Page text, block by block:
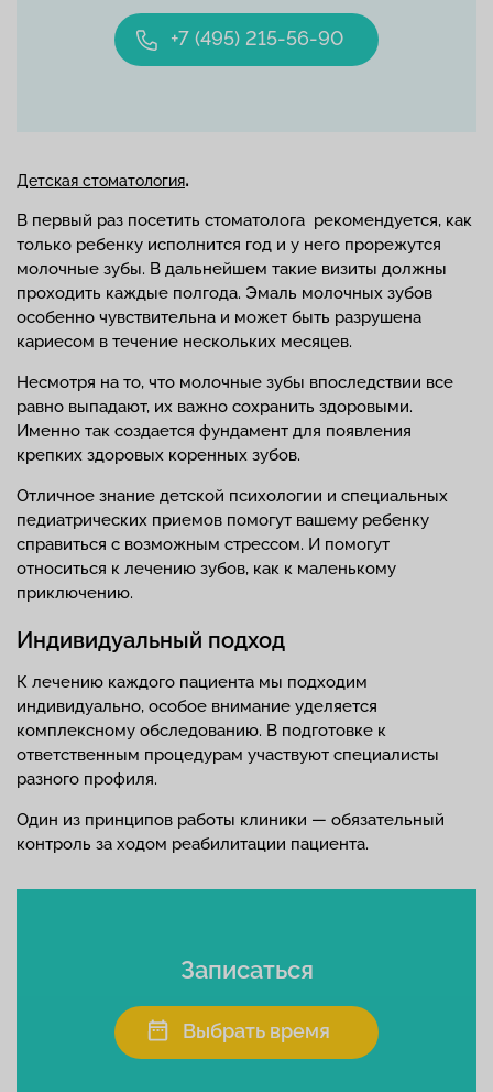
+7 (495) 215-56-90
Детская стоматология.
В первый раз посетить стоматолога рекомендуется, как
только ребенку исполнится год и у него прорежутся
молочные зубы. В дальнейшем такие визиты должны
проходить каждые полгода. Эмаль молочных зубов
особенно чувствительна и может быть разрушена
кариесом в течение нескольких месяцев.
Несмотря на то, что молочные зубы впоследствии все
равно выпадают, их важно сохранить здоровыми.
Именно так создается фундамент для появления
крепких здоровых коренных зубов.
Отличное знание детской психологии и специальных
педиатрических приемов помогут вашему ребенку
справиться с возможным стрессом. И помогут
относиться к лечению зубов, как к маленькому
приключению.
Индивидуальный подход
К лечению каждого пациента мы подходим
индивидуально, особое внимание уделяется
комплексному обследованию. В подготовке к
ответственным процедурам участвуют специалисты
разного профиля.
Один из принципов работы клиники — обязательный
контроль за ходом реабилитации пациента.
Записаться
Выбрать время